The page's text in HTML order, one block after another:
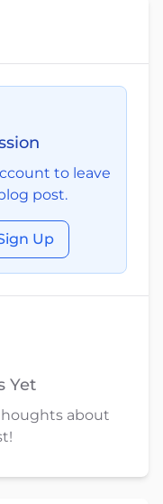
to leave
post.
Up
Yet
about